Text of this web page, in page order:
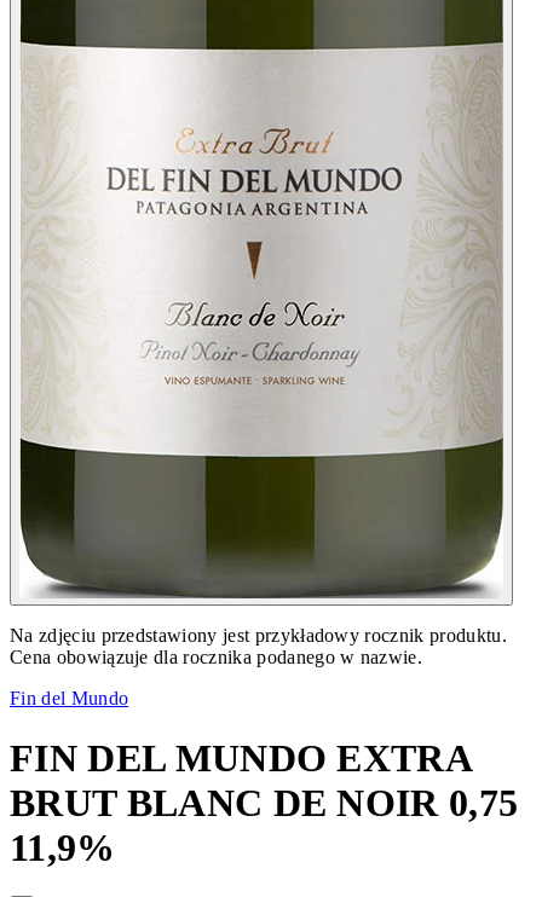
Na zdjęciu przedstawiony jest przykładowy rocznik produktu.
Cena obowiązuje dla rocznika podanego w nazwie.
Fin del Mundo
FIN DEL MUNDO EXTRA
BRUT BLANC DE NOIR 0,75
11,9%